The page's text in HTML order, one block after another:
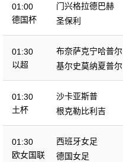
01:00
德国杯
门兴格拉德巴赫
圣保利
01:30
以超
布奈萨克宁哈普尔
基尔史莫纳夏普尔
01:30
土杯
沙卡亚斯普
根克勒比利吉
01:30
欧女国联
西班牙女足
德国女足